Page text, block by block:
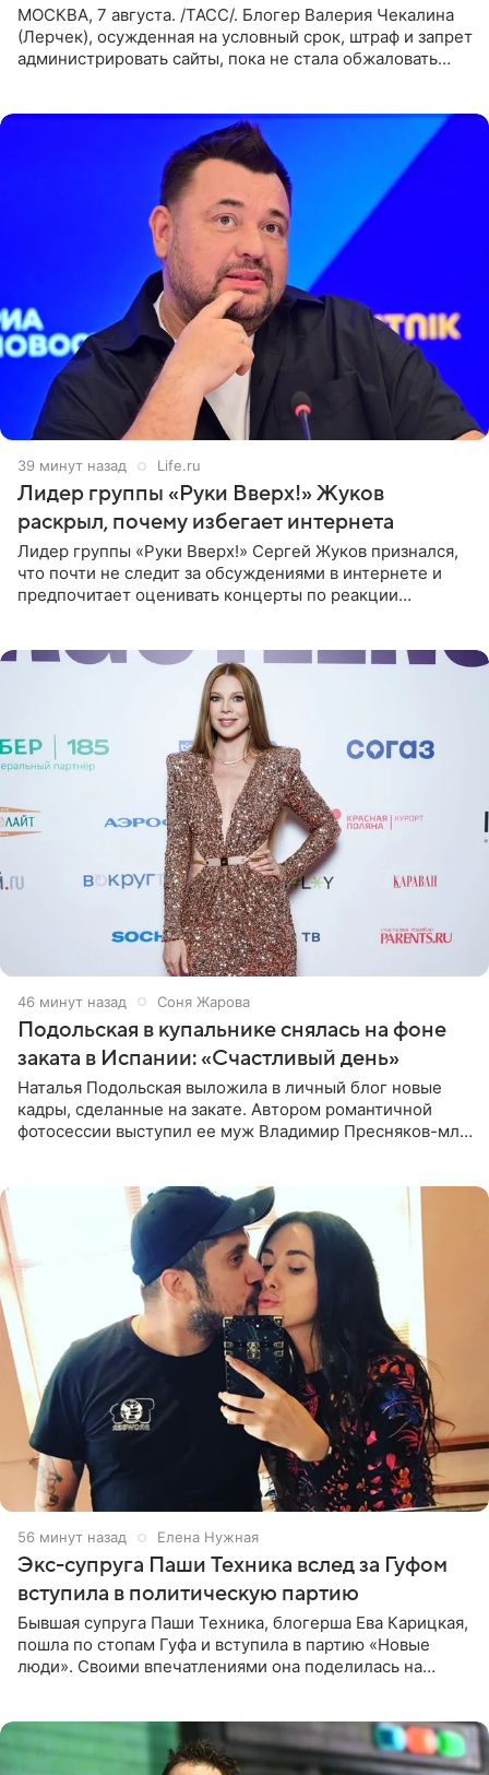
МОСКВА, 7 августа. /ТАСС/. Блогер Валерия Чекалина
(Лерчек), осужденная на условный срок, штраф и запрет
администрировать сайты, пока не стала обжаловать
39 минут назад Life.ru
Лидер группы «Руки Вверх!» Жуков
раскрыл, почему избегает интернета
Лидер группы «Руки Вверх!» Сергей Жуков признался,
что почти не следит за обсуждениями в интернете и
предпочитает оценивать концерты по реакции
46 минут назад Соня Жарова
Подольская в купальнике снялась на фоне
заката в Испании: «Счастливый день»
Наталья Подольская выложила в личный блог новые
кадры, сделанные на закате. Автором романтичной
фотосессии выступил ее муж Владимир Пресняков-мл.
56 минут назад Елена Нужная
Экс-супруга Паши Техника вслед за Гуфом
вступила в политическую партию
Бывшая супруга Паши Техника, блогерша Ева Карицкая,
пошла по стопам Гуфа и вступила в партию «Новые
люди». Своими впечатлениями она поделилась на